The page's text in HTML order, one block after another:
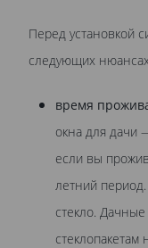
Перед установкой
следующих
время
окна для дачи
если вы
летний
стекло.
стеклопакетам